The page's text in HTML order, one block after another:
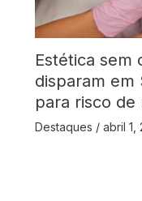
Estética sem
disparam em
para risco de
Destaques / abril 1,